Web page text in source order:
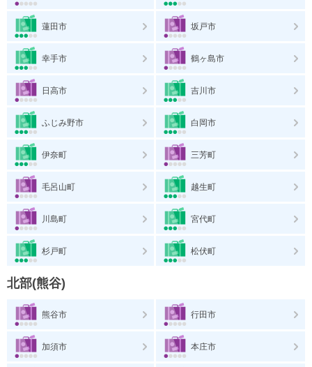
蓮田市 坂戸市
幸手市 鶴ヶ島市
日高市 吉川市
ふじみ野市 白岡市
伊奈町 三芳町
毛呂山町 越生町
川島町 宮代町
杉戸町 松伏町
北部(熊谷)
熊谷市 行田市
加須市 本庄市